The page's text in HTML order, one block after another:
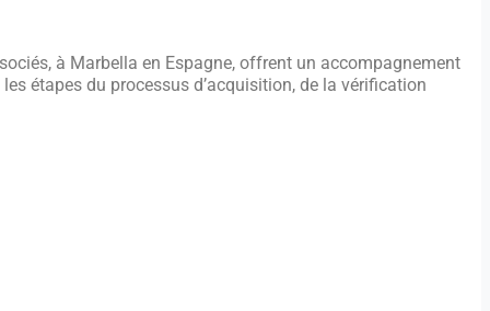
à Marbella en Espagne, offrent un accompagnement
étapes du processus d’acquisition, de la vérification